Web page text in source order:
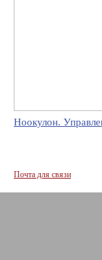
Ноокулон.
Почта для связи